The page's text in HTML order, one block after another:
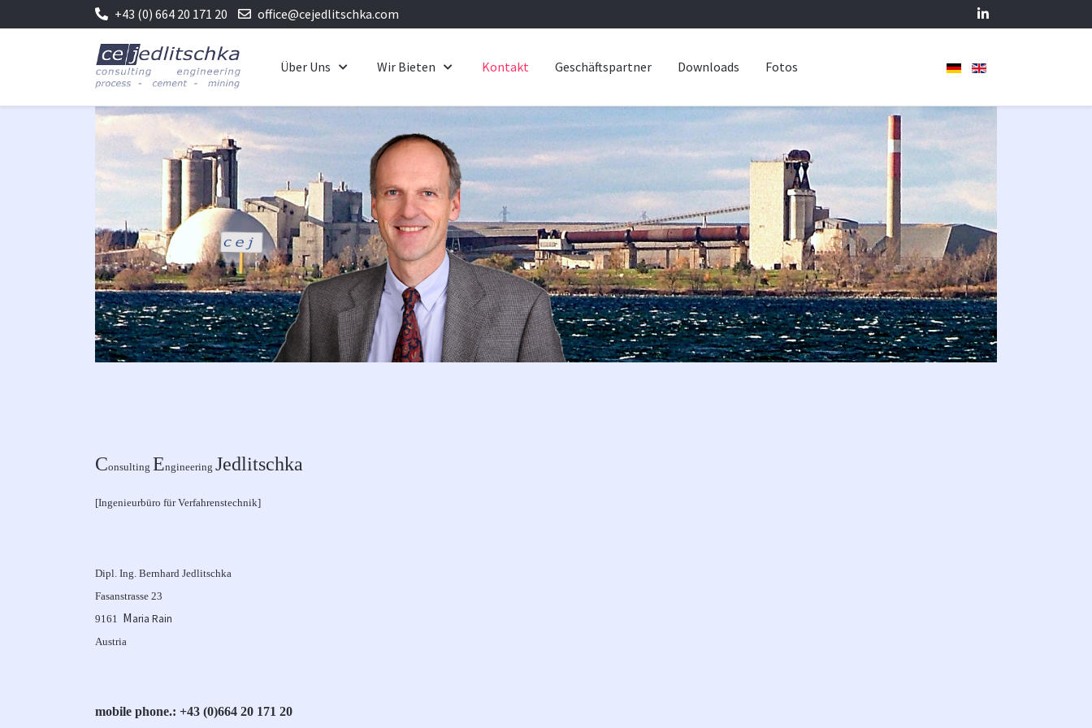
+43 (0) 664 20 171 20 office@cejedlitschka.com
Über Uns Wir Bieten Kontakt Geschäftspartner Downloads Fotos
Consulting Engineering Jedlitschka
[Ingenieurbüro für Verfahrenstechnik]
Dipl. Ing. Bernhard Jedlitschka
Fasanstrasse 23
9161 Maria Rain
Austria
mobile phone.: +43 (0)664 20 171 20